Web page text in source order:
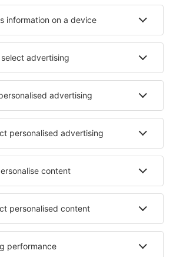
cazări de către utilizatorii eSky
- Orașe populare
Cazare în Vianden
Cazare în Luxemburg
Cazare în Bettel
Cazare în Mondorf-les-Bains
cazare - orașe
Cazare în Altlengbach
Cazare în Pierantonio